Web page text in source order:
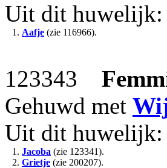
Uit dit huwelijk:
1. Aafje (zie 116966).
123343
Gehuwd met
Uit dit huwelijk:
1. Jacoba (zie 123341).
2. Grietje (zie 200207).